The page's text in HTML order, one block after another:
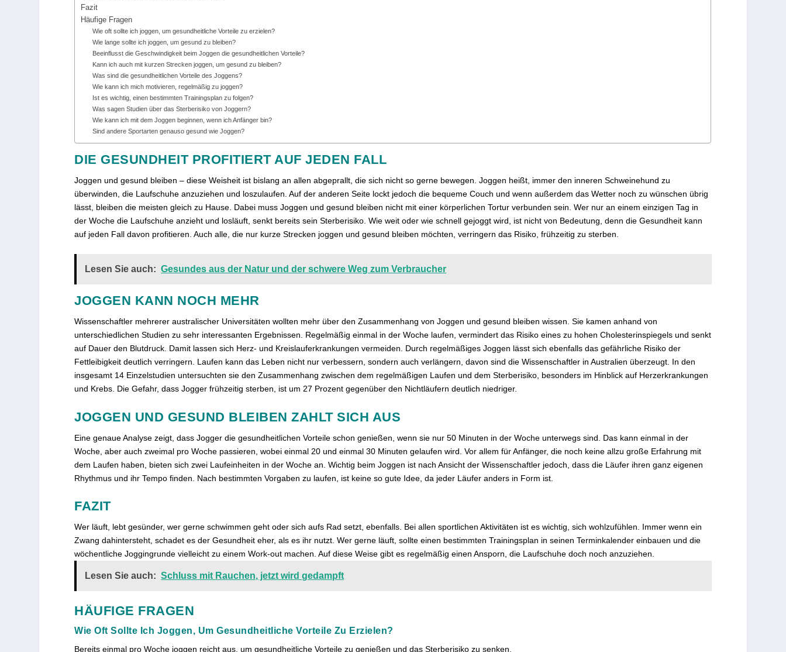
Fazit
Häufige Fragen
Wie oft sollte ich joggen, um gesundheitliche Vorteile zu erzielen?
Wie lange sollte ich joggen, um gesund zu bleiben?
Beeinflusst die Geschwindigkeit beim Joggen die gesundheitlichen Vorteile?
Kann ich auch mit kurzen Strecken joggen, um gesund zu bleiben?
Was sind die gesundheitlichen Vorteile des Joggens?
Wie kann ich mich motivieren, regelmäßig zu joggen?
Ist es wichtig, einen bestimmten Trainingsplan zu folgen?
Was sagen Studien über das Sterberisiko von Joggern?
Wie kann ich mit dem Joggen beginnen, wenn ich Anfänger bin?
Sind andere Sportarten genauso gesund wie Joggen?
DIE GESUNDHEIT PROFITIERT AUF JEDEN FALL
Joggen und gesund bleiben – diese Weisheit ist bislang an allen abgeprallt, die sich nicht so gerne bewegen. Joggen heißt, immer den inneren Schweinehund zu
überwinden, die Laufschuhe anzuziehen und loszulaufen. Auf der anderen Seite lockt jedoch die bequeme Couch und wenn außerdem das Wetter noch zu wünschen übrig
lässt, bleiben die meisten gleich zu Hause. Dabei muss Joggen und gesund bleiben nicht mit einer körperlichen Tortur verbunden sein. Wer nur an einem einzigen Tag in
der Woche die Laufschuhe anzieht und losläuft, senkt bereits sein Sterberisiko. Wie weit oder wie schnell gejoggt wird, ist nicht von Bedeutung, denn die Gesundheit kann
auf jeden Fall davon profitieren. Auch alle, die nur kurze Strecken joggen und gesund bleiben möchten, verringern das Risiko, frühzeitig zu sterben.
Lesen Sie auch: Gesundes aus der Natur und der schwere Weg zum Verbraucher
JOGGEN KANN NOCH MEHR
Wissenschaftler mehrerer australischer Universitäten wollten mehr über den Zusammenhang von Joggen und gesund bleiben wissen. Sie kamen anhand von
unterschiedlichen Studien zu sehr interessanten Ergebnissen. Regelmäßig einmal in der Woche laufen, vermindert das Risiko eines zu hohen Cholesterinspiegels und senkt
auf Dauer den Blutdruck. Damit lassen sich Herz- und Kreislauferkrankungen vermeiden. Durch regelmäßiges Joggen lässt sich ebenfalls das gefährliche Risiko der
Fettleibigkeit deutlich verringern. Laufen kann das Leben nicht nur verbessern, sondern auch verlängern, davon sind die Wissenschaftler in Australien überzeugt. In den
insgesamt 14 Einzelstudien untersuchten sie den Zusammenhang zwischen dem regelmäßigen Laufen und dem Sterberisiko, besonders im Hinblick auf Herzerkrankungen
und Krebs. Die Gefahr, dass Jogger frühzeitig sterben, ist um 27 Prozent gegenüber den Nichtläufern deutlich niedriger.
JOGGEN UND GESUND BLEIBEN ZAHLT SICH AUS
Eine genaue Analyse zeigt, dass Jogger die gesundheitlichen Vorteile schon genießen, wenn sie nur 50 Minuten in der Woche unterwegs sind. Das kann einmal in der
Woche, aber auch zweimal pro Woche passieren, wobei einmal 20 und einmal 30 Minuten gelaufen wird. Vor allem für Anfänger, die noch keine allzu große Erfahrung mit
dem Laufen haben, bieten sich zwei Laufeinheiten in der Woche an. Wichtig beim Joggen ist nach Ansicht der Wissenschaftler jedoch, dass die Läufer ihren ganz eigenen
Rhythmus und ihr Tempo finden. Nach bestimmten Vorgaben zu laufen, ist keine so gute Idee, da jeder Läufer anders in Form ist.
FAZIT
Wer läuft, lebt gesünder, wer gerne schwimmen geht oder sich aufs Rad setzt, ebenfalls. Bei allen sportlichen Aktivitäten ist es wichtig, sich wohlzufühlen. Immer wenn ein
Zwang dahintersteht, schadet es der Gesundheit eher, als es ihr nutzt. Wer gerne läuft, sollte einen bestimmten Trainingsplan in seinen Terminkalender einbauen und die
wöchentliche Joggingrunde vielleicht zu einem Work-out machen. Auf diese Weise gibt es regelmäßig einen Ansporn, die Laufschuhe doch noch anzuziehen.
Lesen Sie auch: Schluss mit Rauchen, jetzt wird gedampft
HÄUFIGE FRAGEN
Wie Oft Sollte Ich Joggen, Um Gesundheitliche Vorteile Zu Erzielen?
Bereits einmal pro Woche joggen reicht aus, um gesundheitliche Vorteile zu genießen und das Sterberisiko zu senken.